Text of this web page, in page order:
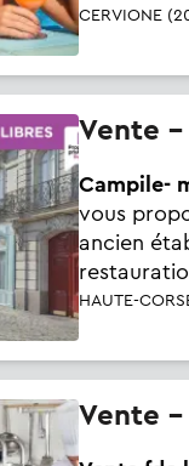
CERVIONE
Vente
Campile-
vous
ancien
HAUTE-
Vente